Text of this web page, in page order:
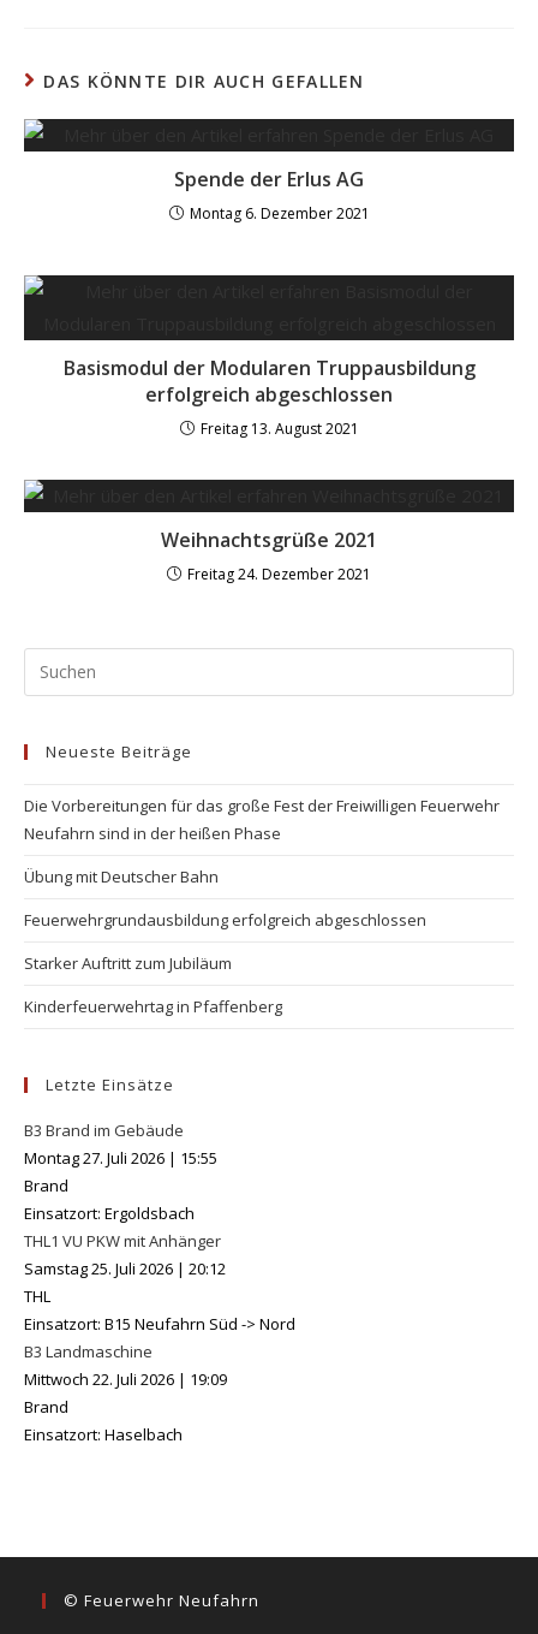
DAS KÖNNTE DIR AUCH GEFALLEN
Spende der Erlus AG
Montag 6. Dezember 2021
Basismodul der Modularen Truppausbildung
erfolgreich abgeschlossen
Freitag 13. August 2021
Weihnachtsgrüße 2021
Freitag 24. Dezember 2021
Neueste Beiträge
Die Vorbereitungen für das große Fest der Freiwilligen Feuerwehr
Neufahrn sind in der heißen Phase
Übung mit Deutscher Bahn
Feuerwehrgrundausbildung erfolgreich abgeschlossen
Starker Auftritt zum Jubiläum
Kinderfeuerwehrtag in Pfaffenberg
Letzte Einsätze
B3 Brand im Gebäude
Montag 27. Juli 2026 | 15:55
Brand
Einsatzort: Ergoldsbach
THL1 VU PKW mit Anhänger
Samstag 25. Juli 2026 | 20:12
THL
Einsatzort: B15 Neufahrn Süd -> Nord
B3 Landmaschine
Mittwoch 22. Juli 2026 | 19:09
Brand
Einsatzort: Haselbach
© Feuerwehr Neufahrn